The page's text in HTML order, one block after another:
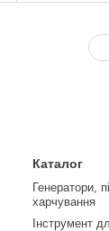
Каталог
Генератори,
харчування
Інструмент